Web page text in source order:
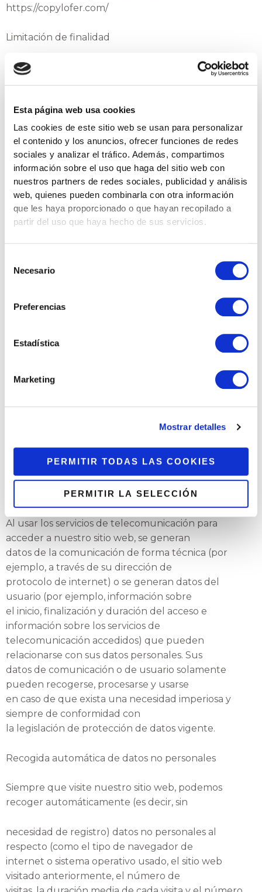
Esta página web usa cookies
Las cookies de este sitio web se usan para personalizar
el contenido y los anuncios, ofrecer funciones de redes
sociales y analizar el tráfico. Además, compartimos
información sobre el uso que haga del sitio web con
nuestros partners de redes sociales, publicidad y análisis
web, quienes pueden combinarla con otra información
que les haya proporcionado o que hayan recopilado a
partir del uso que haya hecho de sus servicios.
Necesario
Preferencias
Estadística
Marketing
Mostrar detalles
PERMITIR TODAS LAS COOKIES
PERMITIR LA SELECCIÓN
https://copylofer.com/
Limitación de finalidad
https://copylofer.com/ solamente recogerá, aplicará o
le hayan indicado, a menos que
su publicación:
 Se relacione con el uso de los datos personales para
una finalidad
complementaria conectada directamente con el
objetivo original por el que los
datos personales fueron recogidos.
 Sea necesaria para redactar, concluir o ejecutar un
autoridades competentes o las
 Se requiera para establecer o defender una
judicial.
 Se requiera para prevenir el fraude u otras
información de
https://copylofer.com/.
Datos de la comunicación o del usuario
Al usar los servicios de telecomunicación para
acceder a nuestro sitio web, se generan
datos de la comunicación de forma técnica (por
ejemplo, a través de su dirección de
protocolo de internet) o se generan datos del
usuario (por ejemplo, información sobre
el inicio, finalización y duración del acceso e
información sobre los servicios de
telecomunicación accedidos) que pueden
relacionarse con sus datos personales. Sus
datos de comunicación o de usuario solamente
pueden recogerse, procesarse y usarse
en caso de que exista una necesidad imperiosa y
siempre de conformidad con
la legislación de protección de datos vigente.
Recogida automática de datos no personales
Siempre que visite nuestro sitio web, podemos
recoger automáticamente (es decir, sin
necesidad de registro) datos no personales al
respecto (como el tipo de navegador de
internet o sistema operativo usado, el sitio web
visitado anteriormente, el número de